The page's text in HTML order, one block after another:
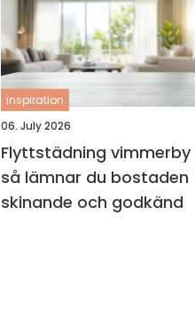
inspiration
06. July 2026
Flyttstädning vimmerby
så lämnar du bostaden
skinande och godkänd